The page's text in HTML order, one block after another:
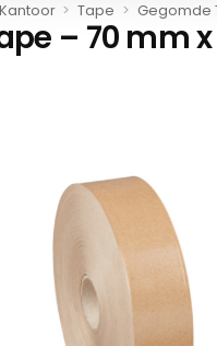
> Tape > Gegomde
– 70 mm